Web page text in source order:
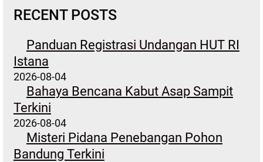
RECENT POSTS
Panduan Registrasi Undangan HUT RI
Istana
2026-08-04
Bahaya Bencana Kabut Asap Sampit
Terkini
2026-08-04
Misteri Pidana Penebangan Pohon
Bandung Terkini